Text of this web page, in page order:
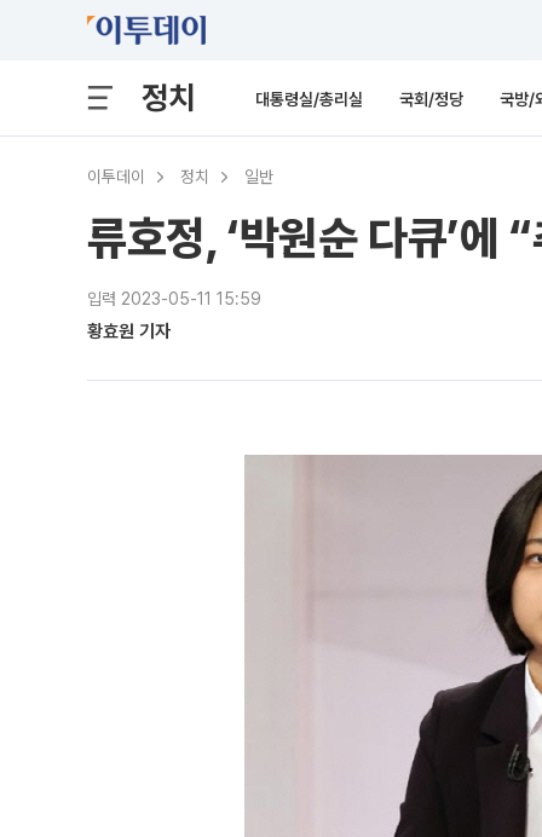
정치 대통령실/총리실 국회/정당 국방/
이투데이 정치 일반
류호정, ‘박원순 다큐’에
입력 2023-05-11 15:59
황효원 기자